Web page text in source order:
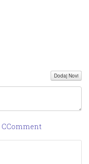
Dodaj Novi
CComment